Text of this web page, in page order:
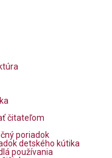
čitateľom
poriadok
detského kútika
používania